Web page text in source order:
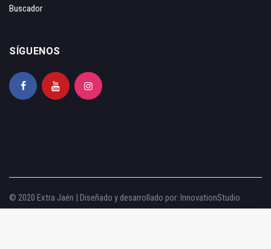
Buscador
SÍGUENOS
© 2020 Extra Jaén | Diseñado y desarrollado por: InnovationStudio